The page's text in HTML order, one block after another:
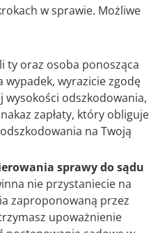
w sprawie. Możliwe
ty oraz osoba ponosząca
wypadek, wyrazicie zgodę
odszkodowania,
zapłaty, który obliguje
na Twoją
sprawy do sądu
nie przystaniecie na
zaproponowaną przez
upoważnienie